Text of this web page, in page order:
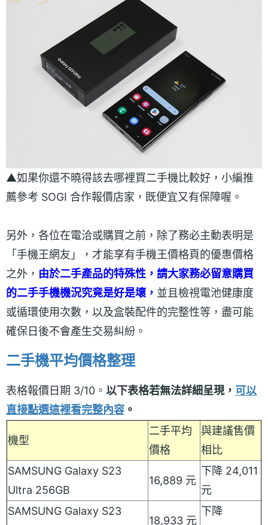
▲如果你還不曉得該去哪裡買二手機比較好，小編推
薦參考 SOGI 合作報價店家，既便宜又有保障喔。
另外，各位在電洽或購買之前，除了務必主動表明是
「手機王網友」，才能享有手機王價格頁的優惠價格
之外， 由於二手產品的特殊性，請大家務必留意購買
的二手手機機況究竟是好是壞， 並且檢視電池健康度
或循環使用次數，以及盒裝配件的完整性等，盡可能
確保日後不會產生交易糾紛。
二手機平均價格整理
表格報價日期 3/10。 以下表格若無法詳細呈現， 可以
直接點選這裡看完整內容 。
機型
二手平均
價格
與建議售價
相比
SAMSUNG Galaxy S23
Ultra 256GB
16,889 元
下降 24,011
元
SAMSUNG Galaxy S23
18,933 元
下降